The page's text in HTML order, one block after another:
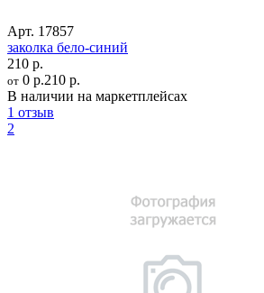
Арт. 17857
заколка бело-синий
210 р.
от 0 р.210 р.
В наличии на маркетплейсах
1 отзыв
2